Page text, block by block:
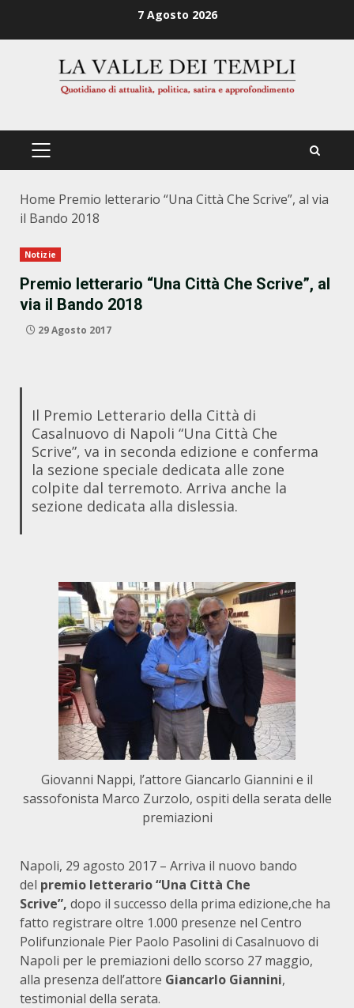
7 Agosto 2026
PRIMÄRES
Home Premio letterario “Una Città Che Scrive”, al via
il Bando 2018
Notizie
Premio letterario “Una Città Che Scrive”, al
via il Bando 2018
29 Agosto 2017
Il Premio Letterario della Città di
Casalnuovo di Napoli “Una Città Che
Scrive”, va in seconda edizione e conferma
la sezione speciale dedicata alle zone
colpite dal terremoto. Arriva anche la
sezione dedicata alla dislessia.
Giovanni Nappi, l’attore Giancarlo Giannini e il
sassofonista Marco Zurzolo, ospiti della serata delle
premiazioni
Napoli, 29 agosto 2017 – Arriva il nuovo bando
del premio letterario “Una Città Che
Scrive”, dopo il successo della prima edizione,che ha
fatto registrare oltre 1.000 presenze nel Centro
Polifunzionale Pier Paolo Pasolini di Casalnuovo di
Napoli per le premiazioni dello scorso 27 maggio,
alla presenza dell’attore Giancarlo Giannini,
testimonial della serata.